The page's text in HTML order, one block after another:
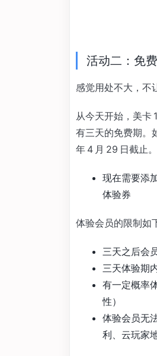
活动二：免
感觉用处不大，不
从今天开始，美卡
有三天的免费期。
年 4 月 29 日截止。
现在需要添
体验券
体验会员的限制如
三天之后会
三天体验期
有一定概率
性）
体验会员无
利、云玩家